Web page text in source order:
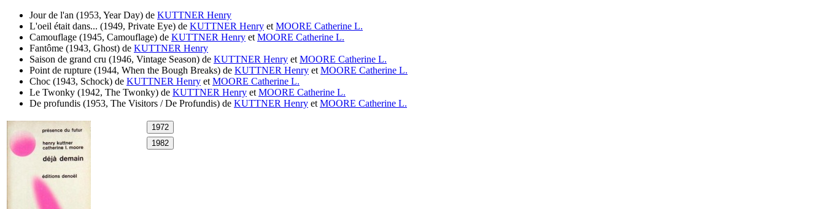
Jour de l'an (1953, Year Day) de KUTTNER Henry
L'oeil était dans... (1949, Private Eye) de KUTTNER Henry et MOORE Catherine L.
Camouflage (1945, Camouflage) de KUTTNER Henry et MOORE Catherine L.
Fantôme (1943, Ghost) de KUTTNER Henry
Saison de grand cru (1946, Vintage Season) de KUTTNER Henry et MOORE Catherine L.
Point de rupture (1944, When the Bough Breaks) de KUTTNER Henry et MOORE Catherine L.
Choc (1943, Schock) de KUTTNER Henry et MOORE Catherine L.
Le Twonky (1942, The Twonky) de KUTTNER Henry et MOORE Catherine L.
De profundis (1953, The Visitors / De Profundis) de KUTTNER Henry et MOORE Catherine L.